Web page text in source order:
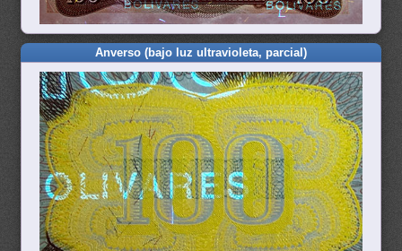
Anverso (bajo luz ultravioleta, parcial)